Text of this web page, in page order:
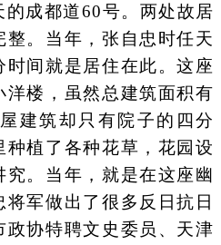
成都道60号。两处故居
。当年，张自忠时任天
间就是居住在此。这座
楼，虽然总建筑面积有
建筑却只有院子的四分
种植了各种花草，花园设
。当年，就是在这座幽
军做出了很多反日抗日
政协特聘文史委员、天津